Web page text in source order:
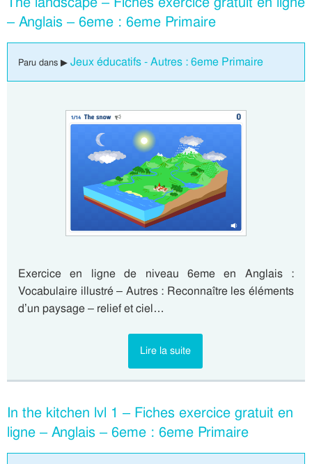
– Anglais – 6eme : 6eme Primaire
Paru dans ▶ Jeux éducatifs - Autres : 6eme Primaire
Exercice en ligne de niveau 6eme en Anglais :
Vocabulaire illustré – Autres : Reconnaître les éléments
d’un paysage – relief et ciel…
Lire la suite
In the kitchen lvl 1 – Fiches exercice gratuit en
ligne – Anglais – 6eme : 6eme Primaire